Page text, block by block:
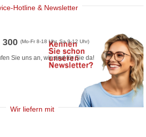
Hotline & Newsletter
300(Mo-Fr 8-18 Uhr, Sa 9-12 Uhr)
Sie uns an, wir sind für Sie da!
Wir liefern mit